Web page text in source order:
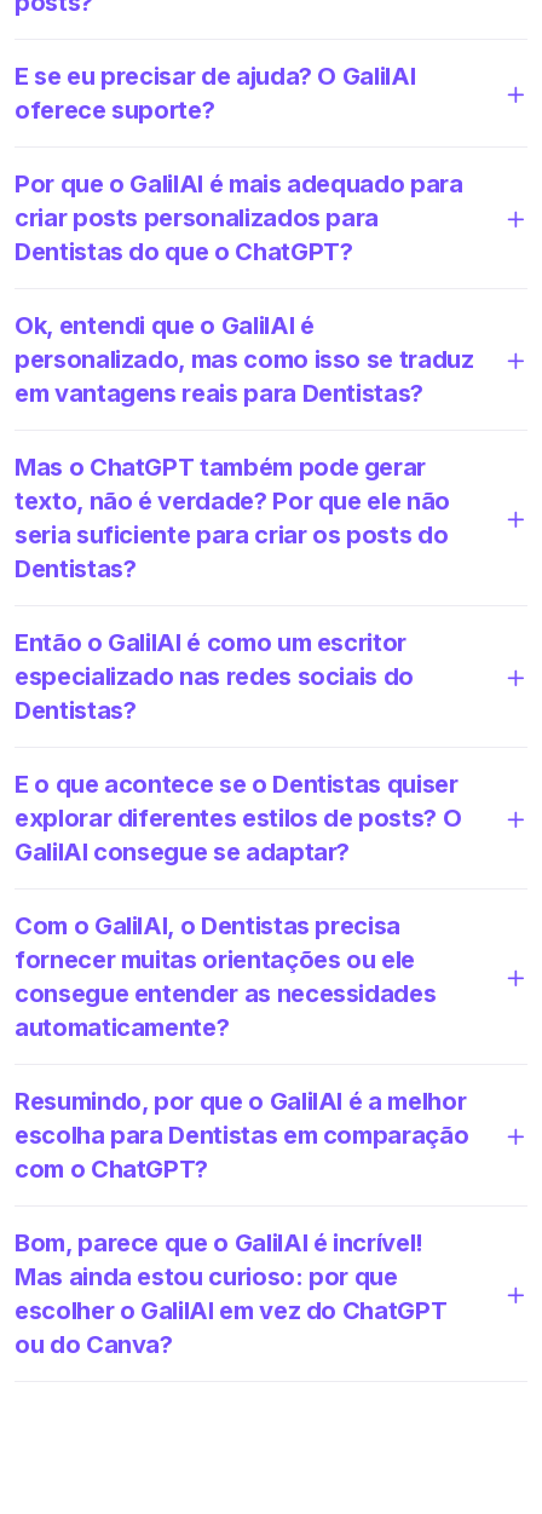
E se eu precisar de ajuda? O GalilAI
oferece suporte?
Por que o GalilAI é mais adequado para
criar posts personalizados para
Dentistas do que o ChatGPT?
Ok, entendi que o GalilAI é
personalizado, mas como isso se traduz
em vantagens reais para Dentistas?
Mas o ChatGPT também pode gerar
texto, não é verdade? Por que ele não
seria suficiente para criar os posts do
Dentistas?
Então o GalilAI é como um escritor
especializado nas redes sociais do
Dentistas?
E o que acontece se o Dentistas quiser
explorar diferentes estilos de posts? O
GalilAI consegue se adaptar?
Com o GalilAI, o Dentistas precisa
fornecer muitas orientações ou ele
consegue entender as necessidades
automaticamente?
Resumindo, por que o GalilAI é a melhor
escolha para Dentistas em comparação
com o ChatGPT?
Bom, parece que o GalilAI é incrível!
Mas ainda estou curioso: por que
escolher o GalilAI em vez do ChatGPT
ou do Canva?